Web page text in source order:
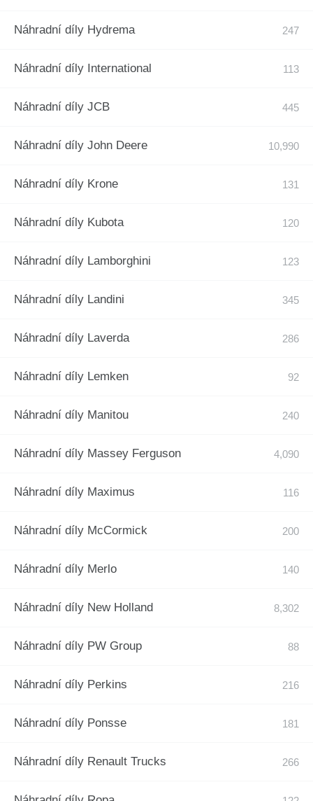
Náhradní díly Hydrema
Náhradní díly International
Náhradní díly JCB
Náhradní díly John Deere
Náhradní díly Krone
Náhradní díly Kubota
Náhradní díly Lamborghini
Náhradní díly Landini
Náhradní díly Laverda
Náhradní díly Lemken
Náhradní díly Manitou
Náhradní díly Massey Ferguson
Náhradní díly Maximus
Náhradní díly McCormick
Náhradní díly Merlo
Náhradní díly New Holland
Náhradní díly PW Group
Náhradní díly Perkins
Náhradní díly Ponsse
Náhradní díly Renault Trucks